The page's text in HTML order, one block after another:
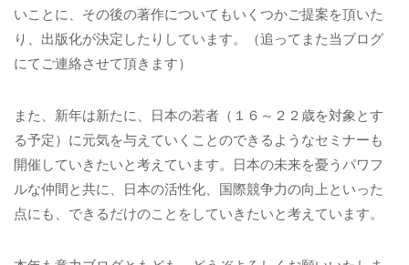
いことに、その後の著作についてもいくつかご提案を頂いた
り、出版化が決定したりしています。（追ってまた当ブログ
にてご連絡させて頂きます）
また、新年は新たに、日本の若者（１６～２２歳を対象とす
る予定）に元気を与えていくことのできるようなセミナーも
開催していきたいと考えています。日本の未来を憂うパワフ
ルな仲間と共に、日本の活性化、国際競争力の向上といった
点にも、できるだけのことをしていきたいと考えています。